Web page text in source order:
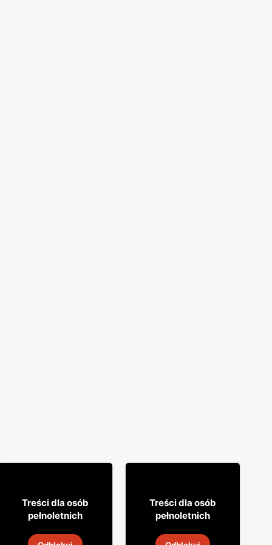
59 99
Treści dla osób
pełnoletnich
64 99
Treści dla osób
pełnoletnich